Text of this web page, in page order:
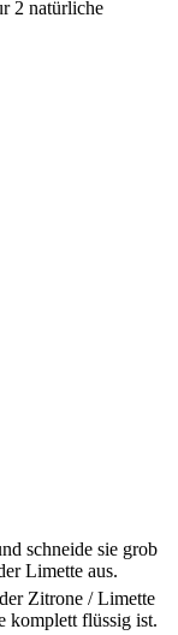
2 natürliche
schneide sie grob
Limette aus.
Zitrone / Limette
komplett flüssig ist.